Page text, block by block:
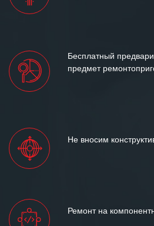
Бесплатный
предмет
Не вносим
Ремонт на